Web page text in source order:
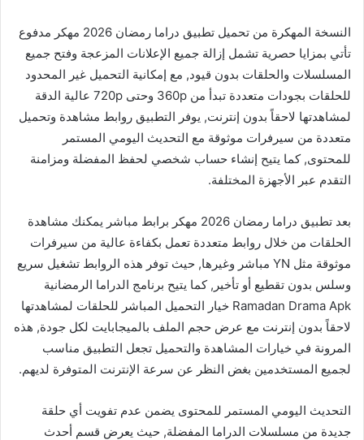
النسخة المهكرة من تحميل تطبيق دراما رمضان 2026 مهكر مدفوع
تأتي بمزايا حصرية تشمل إزالة جميع الإعلانات المزعجة وفتح جميع
المسلسلات والحلقات بدون قيود, مع إمكانية التحميل غير المحدود
للحلقات بجودات متعددة تبدأ من 360p وحتى 720p عالية الدقة
لمشاهدتها لاحقاً بدون إنترنت, يوفر التطبيق روابط مشاهدة وتحميل
متعددة من سيرفرات موثوقة مع التحديث اليومي المستمر
للمحتوى, كما يتيح إنشاء حساب شخصي لحفظ المفضلة ومزامنة
التقدم عبر الأجهزة المختلفة.
بعد تطبيق دراما رمضان 2026 مهكر برابط مباشر يمكنك مشاهدة
الحلقات من خلال روابط متعددة تعمل بكفاءة عالية من سيرفرات
موثوقة مثل YN مباشر وغيرها, حيث توفر هذه الروابط تشغيل سريع
وسلس بدون تقطيع أو تأخير, كما يتيح برنامج الدراما الرمضانية
Ramadan Drama Apk خيار التحميل المباشر للحلقات لمشاهدتها
لاحقاً بدون إنترنت مع عرض حجم الملف بالميجابايت لكل جودة, هذه
المرونة في خيارات المشاهدة والتحميل تجعل التطبيق مناسب
لجميع المستخدمين بغض النظر عن سرعة الإنترنت المتوفرة لديهم.
التحديث اليومي المستمر للمحتوى يضمن عدم تفويت أي حلقة
جديدة من مسلسلات الدراما المفضلة, حيث يعرض قسم أحدث